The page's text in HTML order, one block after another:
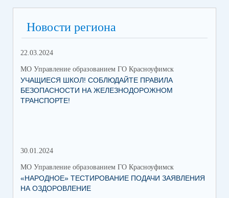
Новости региона
22.03.2024
МО Управление образованием ГО Красноуфимск
УЧАЩИЕСЯ ШКОЛ! СОБЛЮДАЙТЕ ПРАВИЛА
БЕЗОПАСНОСТИ НА ЖЕЛЕЗНОДОРОЖНОМ
ТРАНСПОРТЕ!
30.01.2024
МО Управление образованием ГО Красноуфимск
«НАРОДНОЕ» ТЕСТИРОВАНИЕ ПОДАЧИ ЗАЯВЛЕНИЯ
НА ОЗДОРОВЛЕНИЕ